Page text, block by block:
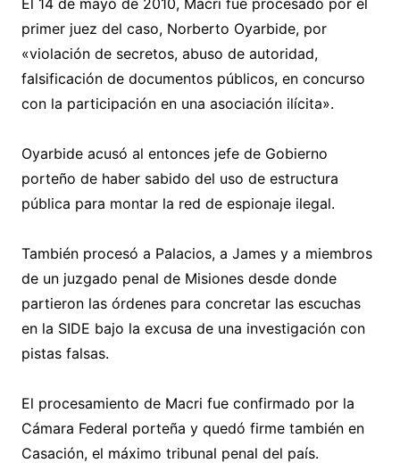
primer juez del caso, Norberto Oyarbide, por
«violación de secretos, abuso de autoridad,
falsificación de documentos públicos, en concurso
con la participación en una asociación ilícita».
Oyarbide acusó al entonces jefe de Gobierno
porteño de haber sabido del uso de estructura
pública para montar la red de espionaje ilegal.
También procesó a Palacios, a James y a miembros
de un juzgado penal de Misiones desde donde
partieron las órdenes para concretar las escuchas
en la SIDE bajo la excusa de una investigación con
pistas falsas.
El procesamiento de Macri fue confirmado por la
Cámara Federal porteña y quedó firme también en
Casación, el máximo tribunal penal del país.